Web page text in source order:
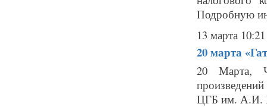
Подробную
13 марта 10:21
20 марта
20 Марта,
ЦГБ им. А.И.